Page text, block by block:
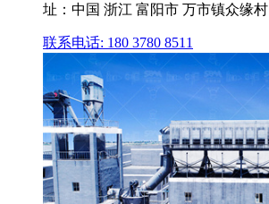
址：中国 浙江 富阳市 万市镇众缘村
联系电话: 180 3780 8511